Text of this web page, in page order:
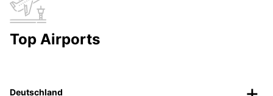
Top Airports
Deutschland